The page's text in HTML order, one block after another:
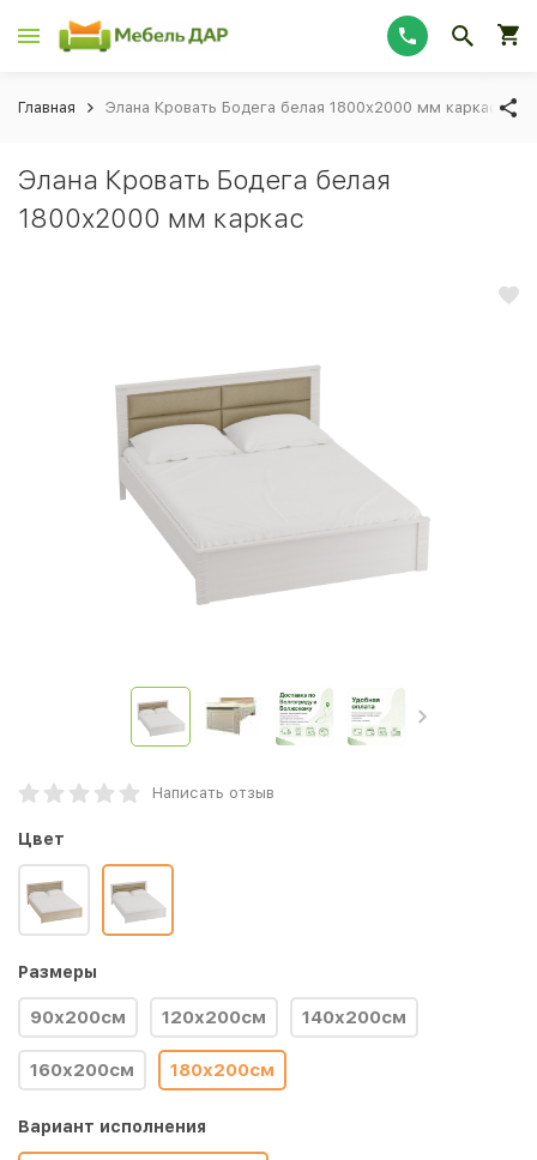
Главная Элана Кровать Бодега белая 1800x2000 мм каркас
Элана Кровать Бодега белая
1800x2000 мм каркас
Написать отзыв
Цвет
Размеры
90х200см 120x200см 140x200см
160x200см 180x200см
Вариант исполнения